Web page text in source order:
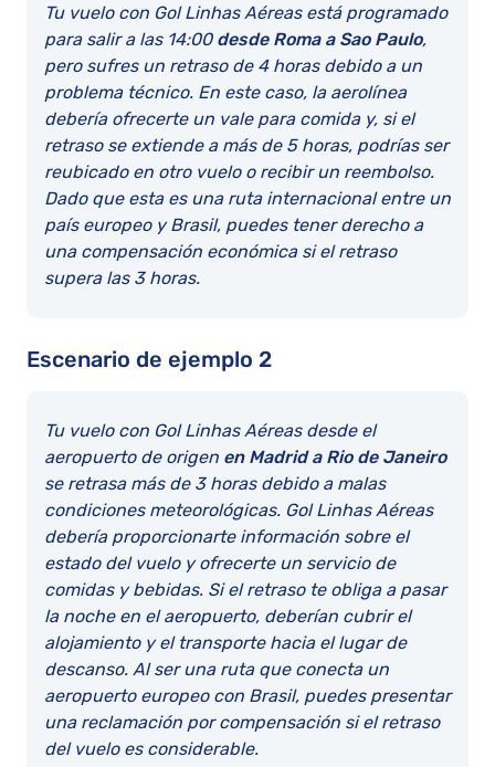
Tu vuelo con Gol Linhas Aéreas está programado
para salir a las 14:00 desde Roma a Sao Paulo,
pero sufres un retraso de 4 horas debido a un
problema técnico. En este caso, la aerolínea
debería ofrecerte un vale para comida y, si el
retraso se extiende a más de 5 horas, podrías ser
reubicado en otro vuelo o recibir un reembolso.
Dado que esta es una ruta internacional entre un
país europeo y Brasil, puedes tener derecho a
una compensación económica si el retraso
supera las 3 horas.
Escenario de ejemplo 2
Tu vuelo con Gol Linhas Aéreas desde el
aeropuerto de origen en Madrid a Rio de Janeiro
se retrasa más de 3 horas debido a malas
condiciones meteorológicas. Gol Linhas Aéreas
debería proporcionarte información sobre el
estado del vuelo y ofrecerte un servicio de
comidas y bebidas. Si el retraso te obliga a pasar
la noche en el aeropuerto, deberían cubrir el
alojamiento y el transporte hacia el lugar de
descanso. Al ser una ruta que conecta un
aeropuerto europeo con Brasil, puedes presentar
una reclamación por compensación si el retraso
del vuelo es considerable.